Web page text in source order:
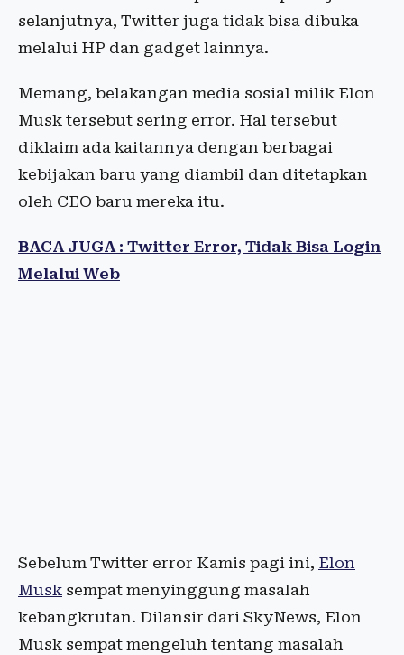
selanjutnya, Twitter juga tidak bisa dibuka
melalui HP dan gadget lainnya.
Memang, belakangan media sosial milik Elon
Musk tersebut sering error. Hal tersebut
diklaim ada kaitannya dengan berbagai
kebijakan baru yang diambil dan ditetapkan
oleh CEO baru mereka itu.
BACA JUGA : Twitter Error, Tidak Bisa Login
Melalui Web
Sebelum Twitter error Kamis pagi ini, Elon
Musk sempat menyinggung masalah
kebangkrutan. Dilansir dari SkyNews, Elon
Musk sempat mengeluh tentang masalah